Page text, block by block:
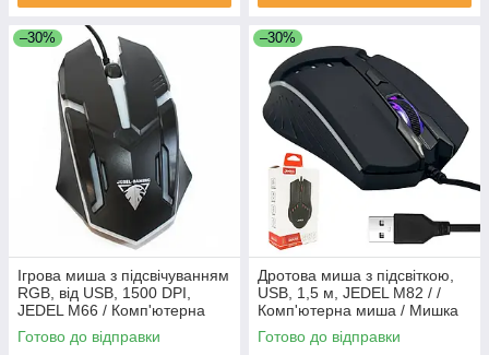
–30%
Ігрова миша з підсвічуванням
RGB, від USB, 1500 DPI,
JEDEL M66 / Комп'ютерна
мишка провідна / Мишка для
комп'ютера
Готово до відправки
–30%
Дротова миша з підсвіткою,
USB, 1,5 м, JEDEL M82 / /
Комп'ютерна миша / Мишка
для комп'ютера / Провідна
миша для ПК
Готово до відправки